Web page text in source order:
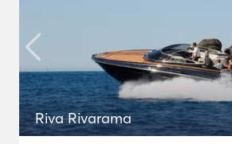
Riva Rivarama